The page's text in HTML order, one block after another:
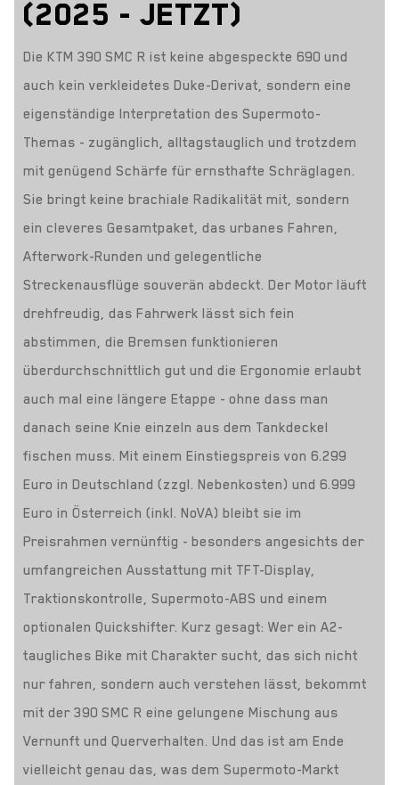
(2025 - JETZT)
Die KTM 390 SMC R ist keine abgespeckte 690 und
auch kein verkleidetes Duke-Derivat, sondern eine
eigenständige Interpretation des Supermoto-
Themas - zugänglich, alltagstauglich und trotzdem
mit genügend Schärfe für ernsthafte Schräglagen.
Sie bringt keine brachiale Radikalität mit, sondern
ein cleveres Gesamtpaket, das urbanes Fahren,
Afterwork-Runden und gelegentliche
Streckenausflüge souverän abdeckt. Der Motor läuft
drehfreudig, das Fahrwerk lässt sich fein
abstimmen, die Bremsen funktionieren
überdurchschnittlich gut und die Ergonomie erlaubt
auch mal eine längere Etappe - ohne dass man
danach seine Knie einzeln aus dem Tankdeckel
fischen muss. Mit einem Einstiegspreis von 6.299
Euro in Deutschland (zzgl. Nebenkosten) und 6.999
Euro in Österreich (inkl. NoVA) bleibt sie im
Preisrahmen vernünftig - besonders angesichts der
umfangreichen Ausstattung mit TFT-Display,
Traktionskontrolle, Supermoto-ABS und einem
optionalen Quickshifter. Kurz gesagt: Wer ein A2-
taugliches Bike mit Charakter sucht, das sich nicht
nur fahren, sondern auch verstehen lässt, bekommt
mit der 390 SMC R eine gelungene Mischung aus
Vernunft und Querverhalten. Und das ist am Ende
vielleicht genau das, was dem Supermoto-Markt